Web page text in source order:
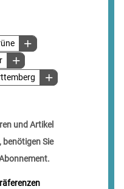
und Artikel
benötigen Sie